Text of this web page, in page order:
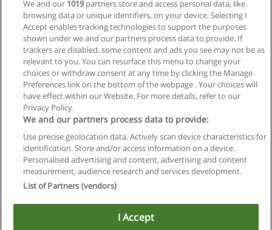
Curso Técnico em Paisagismo
Escola de Paisagismo de Brasília
Solicitar informações
Regras de uso
Privacidade de dados
Entrar em contato com Educaedu
Copyright © Educaedu Business S.L. - CIF : B-95610580: -
We and our 1019partners store and access personal data, like
browsing data or unique identifiers, on your device. Selecting I
Accept enables tracking technologies to support the purposes
shown under we and our partners process data to provide. If
trackers are disabled, some content and ads you see may not be as
relevant to you. You can resurface this menu to change your
choices or withdraw consent at any time by clicking the Manage
Preferences link on the bottom of the webpage . Your choices will
have effect within our Website. For more details, refer to our
Privacy Policy.
We and our partners process data to provide:
Use precise geolocation data. Actively scan device characteristics for
identification. Store and/or access information on a device.
Personalised advertising and content, advertising and content
measurement, audience research and services development.
List of Partners (vendors)
I Accept